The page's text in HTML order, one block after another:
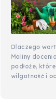
Dlaczego
Maliny
podłoże,
wilgotność i